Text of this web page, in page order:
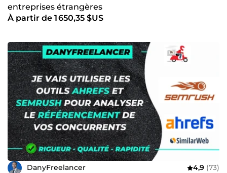
entreprises étrangères
À partir de 1 650,35 $US
DanyFreelancer 4,9 (73)